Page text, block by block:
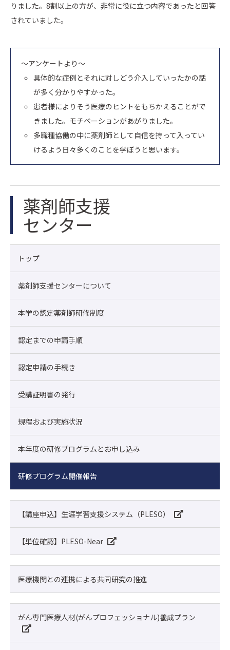
りました。8割以上の方が、非常に役に立つ内容であったと回答
されていました。
～アンケートより～
具体的な症例とそれに対しどう介入していったかの話
が多く分かりやすかった。
患者様によりそう医療のヒントをもちかえることがで
きました。モチベーションがあがりました。
多職種協働の中に薬剤師として自信を持って入ってい
けるよう日々多くのことを学ぼうと思います。
薬剤師支援
センター
トップ
薬剤師支援センターについて
本学の認定薬剤師研修制度
認定までの申請手順
認定申請の手続き
受講証明書の発行
規程および実施状況
本年度の研修プログラムとお申し込み
研修プログラム開催報告
【講座申込】生涯学習支援システム（PLESO）
【単位確認】PLESO-Near
医療機関との連携による共同研究の推進
がん専門医療人材(がんプロフェッショナル)養成プラン